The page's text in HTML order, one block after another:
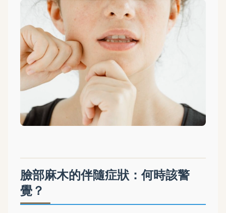
臉部麻木的伴隨症狀：何時該警
覺？